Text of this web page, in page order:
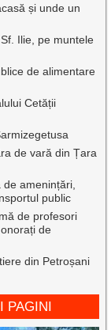
și unde un
Ilie, pe muntele
de alimentare
Cetății
de vară din Țara
amenințări,
public
de profesori
de
din Petroșani
PAGINI